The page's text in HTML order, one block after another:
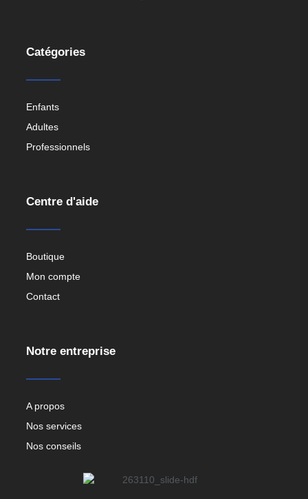
Catégories
Enfants
Adultes
Professionnels
Centre d'aide
Boutique
Mon compte
Contact
Notre entreprise
A propos
Nos services
Nos conseils